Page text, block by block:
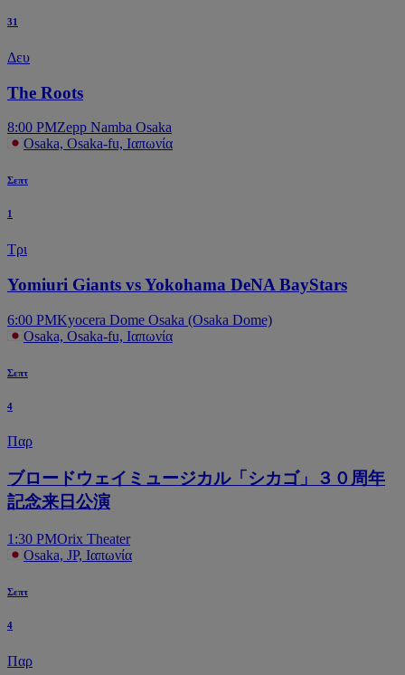
31
Δευ
The Roots
8:00 PMZepp Namba Osaka
Osaka, Osaka-fu, Ιαπωνία
Σεπτ
1
Τρι
Yomiuri Giants vs Yokohama DeNA BayStars
6:00 PMKyocera Dome Osaka (Osaka Dome)
Osaka, Osaka-fu, Ιαπωνία
Σεπτ
4
Παρ
ブロードウェイミュージカル「シカゴ」３０周年
記念来日公演
1:30 PMOrix Theater
Osaka, JP, Ιαπωνία
Σεπτ
4
Παρ